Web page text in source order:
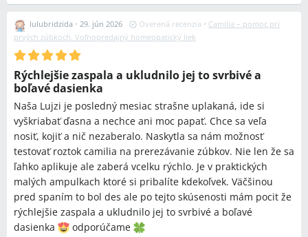
lulubridzida • 29. jún 2026 Overená recenzia • Camilia – pomoc pri
prvých zúbkoch. Voľnopredajný homeopatický liek
Rýchlejšie zaspala a ukludnilo jej to svrbivé a
boľavé dasienka
Naša Lujzi je posledný mesiac strašne uplakaná, ide si
vyškriabať ďasna a nechce ani moc papať. Chce sa veľa
nosiť, kojiť a nič nezaberalo. Naskytla sa nám možnosť
testovať roztok camilia na prerezávanie zúbkov. Nie len že sa
ľahko aplikuje ale zaberá vcelku rýchlo. Je v praktických
malých ampulkach ktoré si pribalíte kdekoľvek. Väčšinou
pred spaním to bol des ale po tejto skúsenosti mám pocit že
rýchlejšie zaspala a ukludnilo jej to svrbivé a boľavé
dasienka
odporúčame